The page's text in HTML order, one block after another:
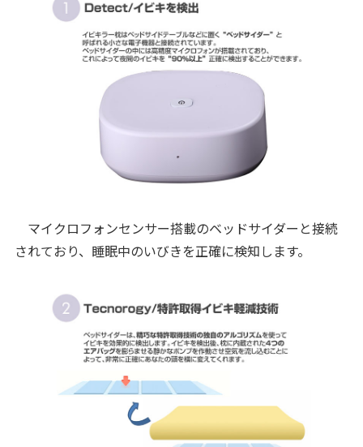
マイクロフォンセンサー搭載のベッドサイダーと接続
されており、睡眠中のいびきを正確に検知します。